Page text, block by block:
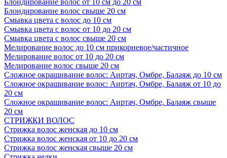
Блондирование волос от 10 см до 20 см
Блондирование волос свыше 20 см
Смывка цвета с волос до 10 см
Смывка цвета с волос от 10 до 20 см
Смывка цвета с волос свыше 20 см
Мелирование волос до 10 см прикорневое/частичное
Мелирование волос от 10 до 20 см
Мелирование волос свыше 20 см
Сложное окрашивание волос: Аиртач, Омбре, Балаяж до 10 см
Сложное окрашивание волос: Аиртач, Омбре, Балаяж от 10 до
20 см
Сложное окрашивание волос: Аиртач, Омбре, Балаяж свыше
20 см
СТРИЖКИ ВОЛОС
Стрижка волос женская до 10 см
Стрижка волос женская от 10 до 20 см
Стрижка волос женская свыше 20 см